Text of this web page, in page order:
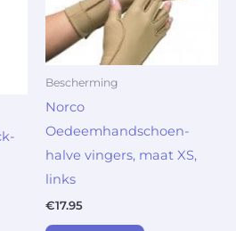
Bescherming
Norco
Oedeemhandschoen-
halve vingers, maat XS,
links
€17.95